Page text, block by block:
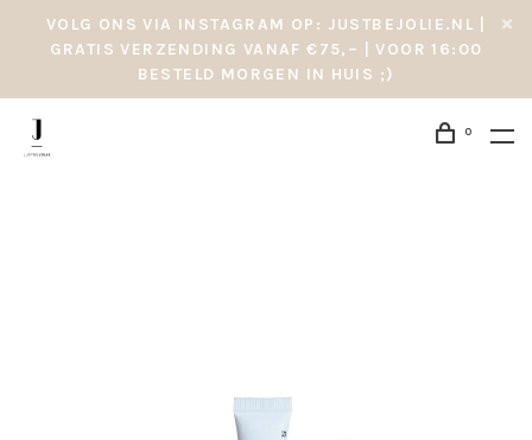
VOLG ONS VIA INSTAGRAM OP: JUSTBEJOLIE.NL |
GRATIS VERZENDING VANAF €75,– | VOOR 16:00
BESTELD MORGEN IN HUIS ;)
0